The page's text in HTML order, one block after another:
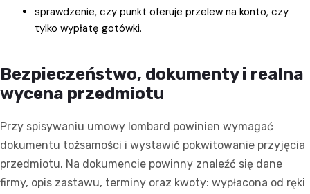
sprawdzenie, czy punkt oferuje przelew na konto, czy
tylko wypłatę gotówki.
Bezpieczeństwo, dokumenty i realna
wycena przedmiotu
Przy spisywaniu umowy lombard powinien wymagać
dokumentu tożsamości i wystawić pokwitowanie przyjęcia
przedmiotu. Na dokumencie powinny znaleźć się dane
firmy, opis zastawu, terminy oraz kwoty: wypłacona od ręki